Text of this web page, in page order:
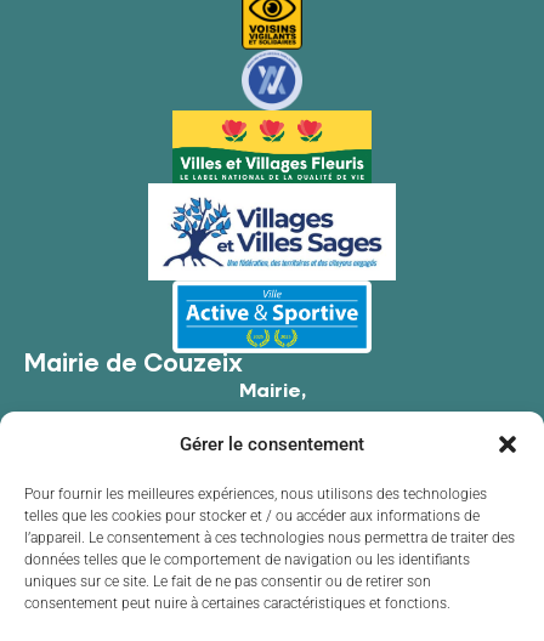
Gérer le consentement
Pour fournir les meilleures expériences, nous utilisons des technologies
telles que les cookies pour stocker et / ou accéder aux informations de
l’appareil. Le consentement à ces technologies nous permettra de traiter des
données telles que le comportement de navigation ou les identifiants
uniques sur ce site. Le fait de ne pas consentir ou de retirer son
consentement peut nuire à certaines caractéristiques et fonctions.
Mairie de Couzeix
Mairie,
87270 Couzeix
05 55 39 34 09
Contacter la mairie
Horaires d'ouverture
Lundide 8h30 à 12h00 et de 13h30 à 17h30
Mardi
de 8h30 à 12h00 et de 13h30 à 17h30